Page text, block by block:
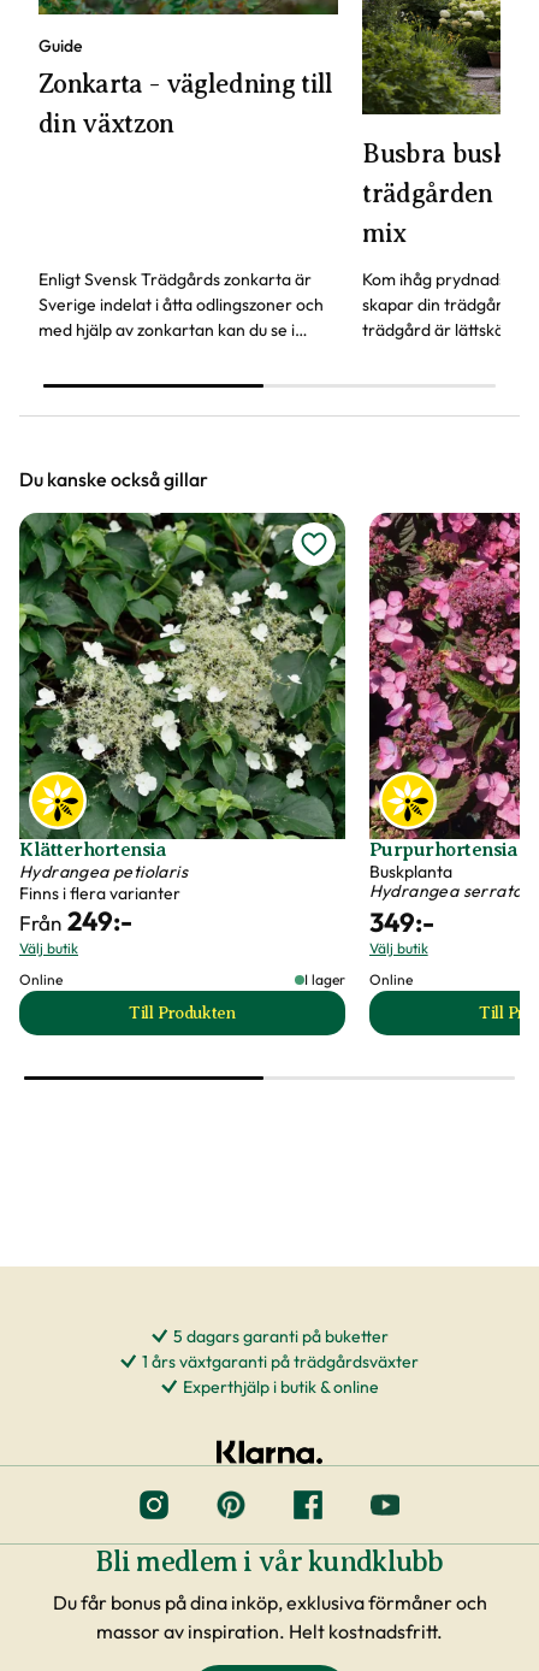
Guide
Zonkarta - vägledning till
din växtzon
Enligt Svensk Trädgårds zonkarta är
Sverige indelat i åtta odlingszoner och
med hjälp av zonkartan kan du se i
Busbra buskar
trädgården -
mix
Kom ihåg
skapar din trädgård.
trädgård är lättskötta,
marktäckare och
Du kanske också gillar
Klätterhortensia
Hydrangea petiolaris
Finns i flera varianter
Från 249:-
Välj butik
Online
I lager
Till Produkten
till Klätterhortensia produktsida
Purpurhortensia
Buskplanta
Hydrangea serrata
349:-
Välj butik
Online
Till
5 dagars garanti på buketter
1 års växtgaranti på trädgårdsväxter
Experthjälp i butik & online
Bli medlem i vår kundklubb
Du får bonus på dina inköp, exklusiva förmåner och
massor av inspiration. Helt kostnadsfritt.